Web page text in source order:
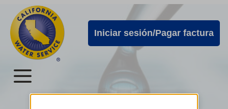
directamente
contenido
principal
Alertas
de
Cal
Water
Iniciar sesión/Pagar factura
Menú
Menú